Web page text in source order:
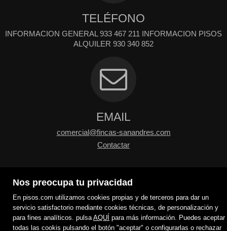
Nos preocupa tu privacidad
En pisos.com utilizamos cookies propias y de terceros para dar un
servicio satisfactorio mediante cookies técnicas, de personalización y
para fines analíticos. pulsaAQUÍ para más información. Puedes aceptar
todas las cookis pulsando el botón "aceptar" o configurarlas o rechazar
TELÉFONO
INFORMACION GENERAL 933 467 211 INFORMACION PISOS
ALQUILER 930 340 852
EMAIL
comercial@fincas-sanandres.com
Contactar